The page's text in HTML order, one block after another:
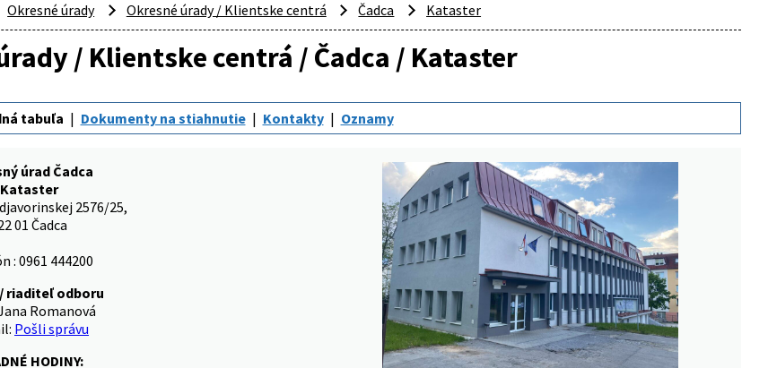
Okresné úrady Okresné úrady / Klientske centrá Čadca Kataster
/ Klientske centrá / Čadca / Kataster
tabuľa Dokumenty na stiahnutie Kontakty Oznamy
úrad Čadca
Kataster
2576/25,
01 Čadca
: 0961 444200
riaditeľ odboru
Romanová
Pošli správu
HODINY: